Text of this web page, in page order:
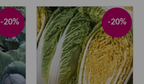
-20% -20%